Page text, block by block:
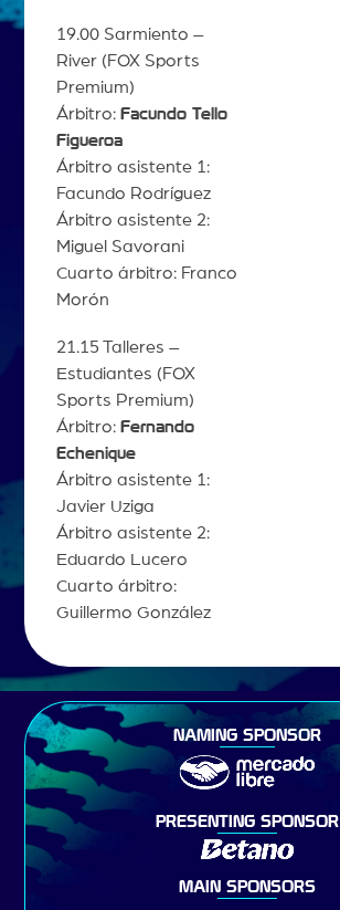
19.00 Sarmiento –
River (FOX Sports
Premium)
Árbitro: Facundo Tello
Figueroa
Árbitro asistente 1:
Facundo Rodríguez
Árbitro asistente 2:
Miguel Savorani
Cuarto árbitro: Franco
Morón
21.15 Talleres –
Estudiantes (FOX
Sports Premium)
Árbitro: Fernando
Echenique
Árbitro asistente 1:
Javier Uziga
Árbitro asistente 2:
Eduardo Lucero
Cuarto árbitro:
Guillermo González
NAMING SPONSOR
PRESENTING SPONSOR
MAIN SPONSORS